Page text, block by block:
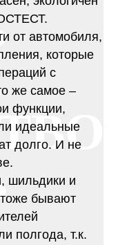
от автомобиля,
которые
с
же самое –
функции,
идеальные
долго. И не
шильдики и
бывают
полгода, т.к.